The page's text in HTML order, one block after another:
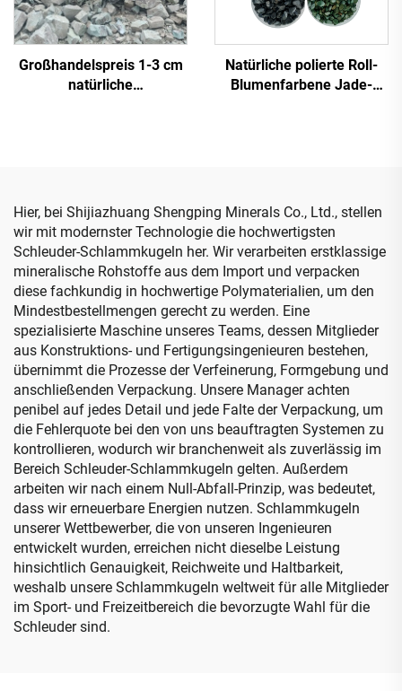
Großhandelspreis 1-3 cm
natürliche
Natürliche polierte Roll-
Blumenfarbene Jade-
Hier, bei Shijiazhuang Shengping Minerals Co., Ltd., stellen
wir mit modernster Technologie die hochwertigsten
Schleuder-Schlammkugeln her. Wir verarbeiten erstklassige
mineralische Rohstoffe aus dem Import und verpacken
diese fachkundig in hochwertige Polymaterialien, um den
Mindestbestellmengen gerecht zu werden. Eine
spezialisierte Maschine unseres Teams, dessen Mitglieder
aus Konstruktions- und Fertigungsingenieuren bestehen,
übernimmt die Prozesse der Verfeinerung, Formgebung und
anschließenden Verpackung. Unsere Manager achten
penibel auf jedes Detail und jede Falte der Verpackung, um
die Fehlerquote bei den von uns beauftragten Systemen zu
kontrollieren, wodurch wir branchenweit als zuverlässig im
Bereich Schleuder-Schlammkugeln gelten. Außerdem
arbeiten wir nach einem Null-Abfall-Prinzip, was bedeutet,
dass wir erneuerbare Energien nutzen. Schlammkugeln
unserer Wettbewerber, die von unseren Ingenieuren
entwickelt wurden, erreichen nicht dieselbe Leistung
hinsichtlich Genauigkeit, Reichweite und Haltbarkeit,
weshalb unsere Schlammkugeln weltweit für alle Mitglieder
im Sport- und Freizeitbereich die bevorzugte Wahl für die
Schleuder sind.